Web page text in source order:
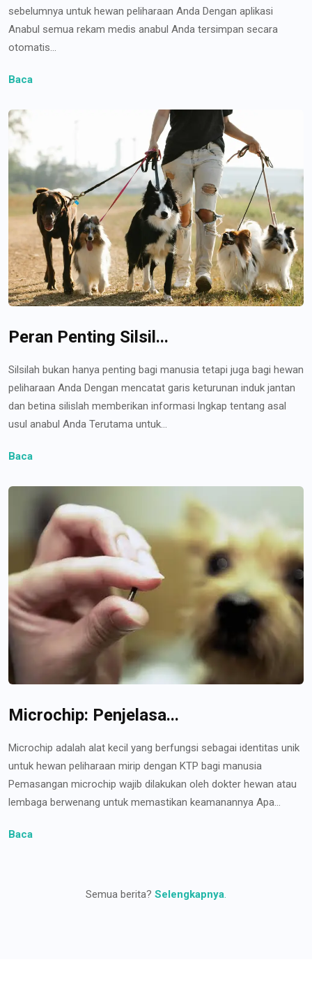
sebelumnya untuk hewan peliharaan Anda Dengan aplikasi
Anabul semua rekam medis anabul Anda tersimpan secara
otomatis...
Baca
Peran Penting Silsil...
Silsilah bukan hanya penting bagi manusia tetapi juga bagi hewan
peliharaan Anda Dengan mencatat garis keturunan induk jantan
dan betina silislah memberikan informasi lngkap tentang asal
usul anabul Anda Terutama untuk...
Baca
Microchip: Penjelasa...
Microchip adalah alat kecil yang berfungsi sebagai identitas unik
untuk hewan peliharaan mirip dengan KTP bagi manusia
Pemasangan microchip wajib dilakukan oleh dokter hewan atau
lembaga berwenang untuk memastikan keamanannya Apa...
Baca
Semua berita? Selengkapnya